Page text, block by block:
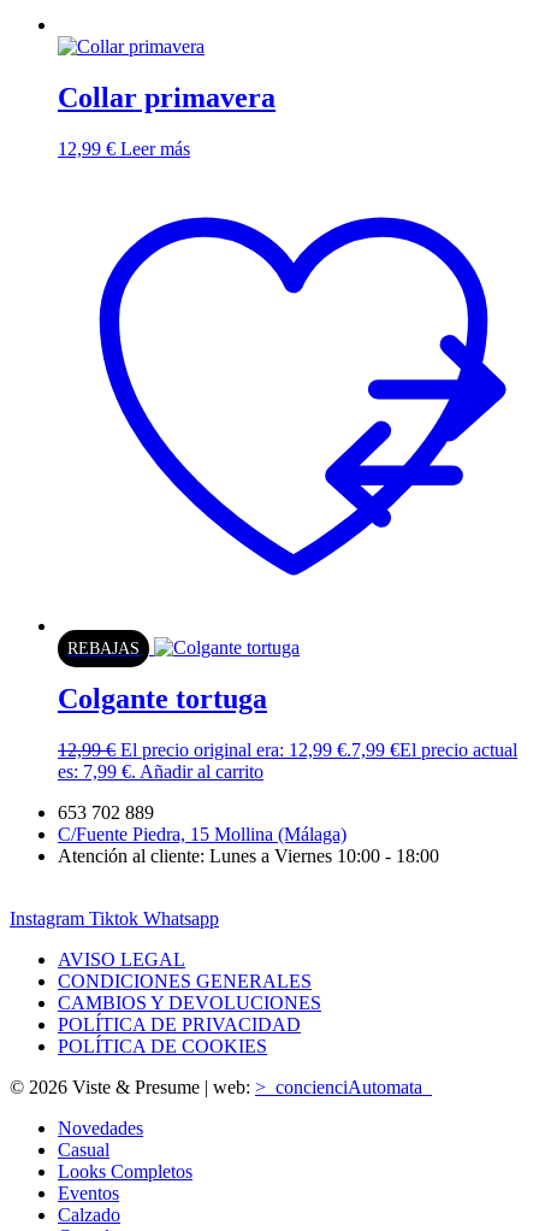
Collar primavera
12,99 € Leer más
REBAJAS
Colgante tortuga
12,99€ El precio original era: 12,99 €.7,99 €El precio actual
es: 7,99 €. Añadir al carrito
653 702 889
C/Fuente Piedra, 15 Mollina (Málaga)
Atención al cliente: Lunes a Viernes 10:00 - 18:00
Instagram Tiktok Whatsapp
AVISO LEGAL
CONDICIONES GENERALES
CAMBIOS Y DEVOLUCIONES
POLÍTICA DE PRIVACIDAD
POLÍTICA DE COOKIES
© 2026 Viste & Presume | web: >_concienciAutomata_
Novedades
Casual
Looks Completos
Eventos
Calzado